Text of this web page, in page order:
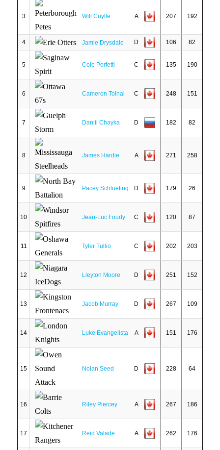
3 Will Cuylle A 207 192
4 Jamie Drysdale D 106 82
5 Cole Perfetti C 135 190
6 Cameron Tolnai C 248 151
7 Daniil Chayka D 182 82
8 James Hardie A 271 258
9 Pacey Schlueting D 179 26
10 Jean-Luc Foudy C 120 87
11 Tyler Tullio C 202 203
12 Lleyton Moore D 251 152
13 Jacob Murray D 267 109
14 Luke Evangelista A 151 176
15 Nolan Seed D 228 64
16 Riley Piercey A 267 186
17 Reid Valade A 262 176